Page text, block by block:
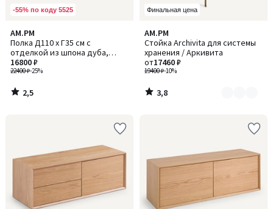
-55% по коду 5525
AM.PM
Полка Д110 x Г35 см с
отделкой из шпона дуба,
Archivita / Арчивита
22400 ₽-25%
16800 ₽
2,5
/ 5
2,5
/
Финальная цена
AM.PM
Стойка Archivita для системы
хранения / Аркивита
19400 ₽-10%
от17460 ₽
3,8
/ 5
Количество
цветов:
2
3,8
/